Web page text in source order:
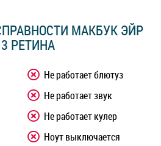
МАКБУК ЭЙР
РЕТИНА
Не работает блютуз
Не работает звук
Не работает кулер
Ноут выключается